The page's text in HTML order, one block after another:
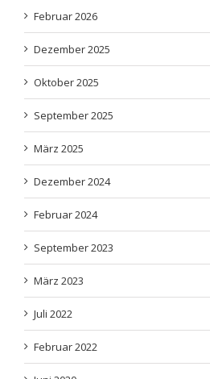
Dezember 2025
Oktober 2025
September 2025
März 2025
Dezember 2024
Februar 2024
September 2023
März 2023
Juli 2022
Februar 2022
Juni 2020